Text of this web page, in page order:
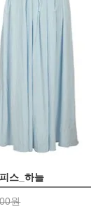
스_하늘
원